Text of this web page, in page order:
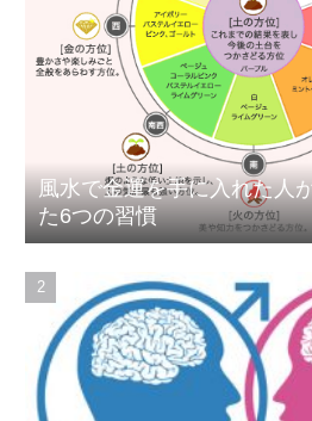
風水で金運を手に入れた人
た6つの習慣